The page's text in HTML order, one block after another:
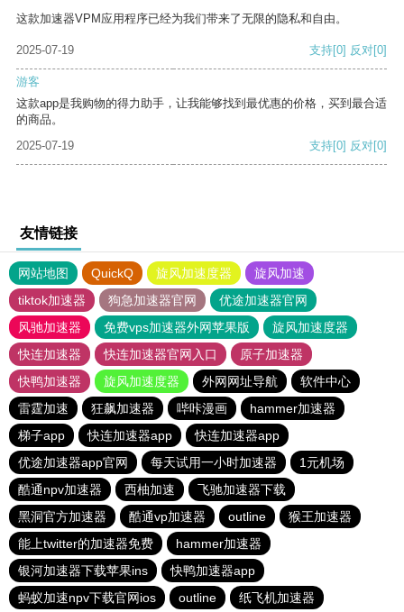
这款加速器VPM应用程序已经为我们带来了无限的隐私和自由。
2025-07-19 支持[0] 反对[0]
游客
这款app是我购物的得力助手，让我能够找到最优惠的价格，买到最合适
的商品。
2025-07-19
支持[0] 反对[0]
友情链接
网站地图 QuickQ 旋风加速度器
旋风加速
tiktok加速器
狗急加速器官网
优途加速器官网
风驰加速器
免费vps加速器外网苹果版
旋风加速度器
快连加速器
快连加速器官网入口
原子加速器
快鸭加速器
旋风加速度器 外网网址导航
软件中心
雷霆加速
狂飙加速器 哔咔漫画
hammer加速器
梯子app
快连加速器app
快连加速器app
优途加速器app官网
每天试用一小时加速器
1元机场
酷通npv加速器
西柚加速
飞驰加速器下载
黑洞官方加速器
酷通vp加速器 outline
猴王加速器
能上twitter的加速器免费
hammer加速器
银河加速器下载苹果ins
快鸭加速器app
蚂蚁加速npv下载官网ios
outline 纸飞机加速器